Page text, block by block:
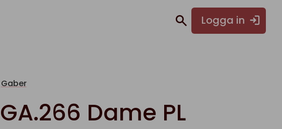
Logga in
Gaber
GA.266 Dame PL